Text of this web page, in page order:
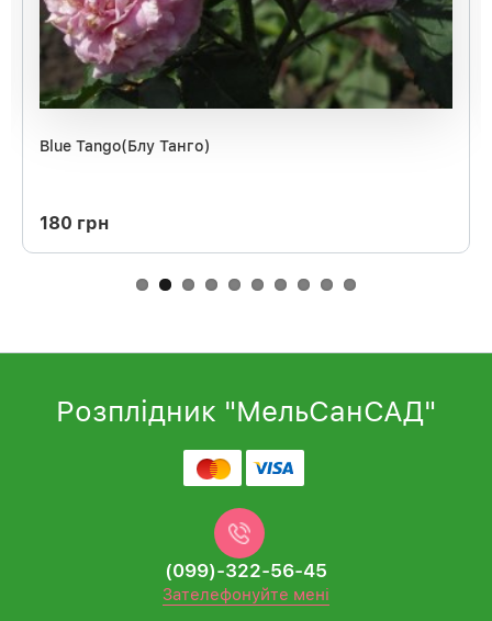
Blue Tango(Блу Танго)
180 грн
Розплідник "МельСанСАД"
(099)-322-56-45
Зателефонуйте мені